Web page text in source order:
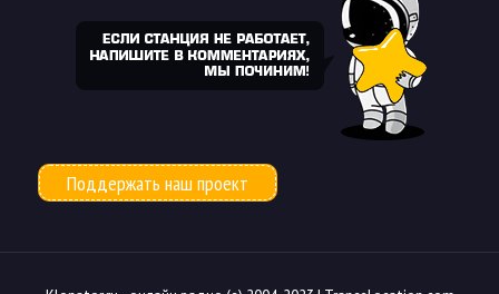
Поддержать наш проект